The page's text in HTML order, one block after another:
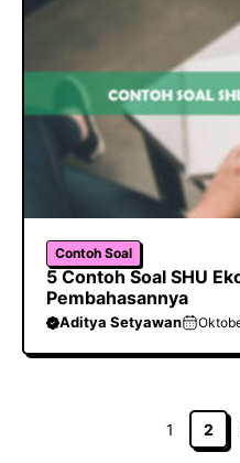
Contoh Soal
5 Contoh Soal SHU
Pembahasannya
Aditya Setyawan
Halaman
1 Halaman
2